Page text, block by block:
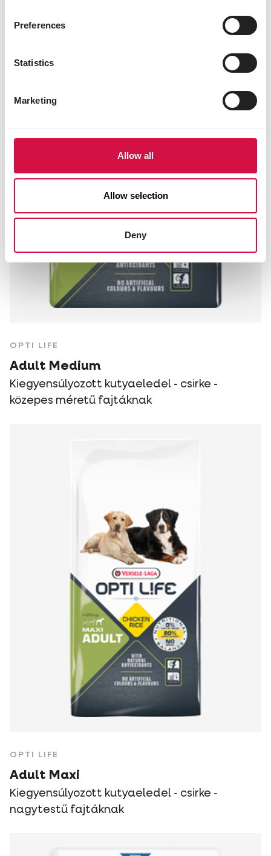
Preferences
Statistics
Marketing
Allow all
Allow selection
Deny
OPTI LIFE
Adult Medium
Kiegyensúlyozott kutyaeledel - csirke -
közepes méretű fajtáknak
OPTI LIFE
Adult Maxi
Kiegyensúlyozott kutyaeledel - csirke -
nagytestű fajtáknak